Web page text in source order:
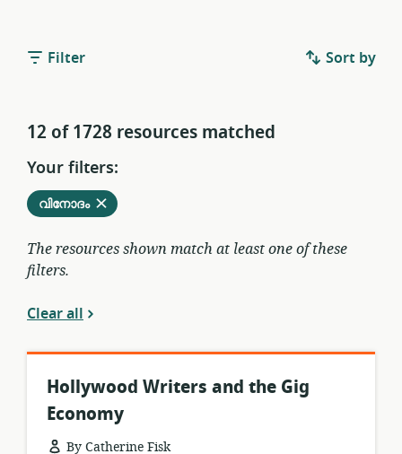
Filter Sort by
12 of 1728 resources matched
Your filters:
Remove
വിനോദംfrom
current
The resources shown match at least one of these
filters.
Clear all
Hollywood Writers and the Gig
Economy
By Catherine Fisk